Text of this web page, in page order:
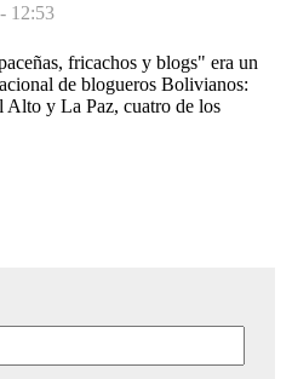
12:53
fricachos y blogs" era un
de blogueros Bolivianos:
Alto y La Paz, cuatro de los